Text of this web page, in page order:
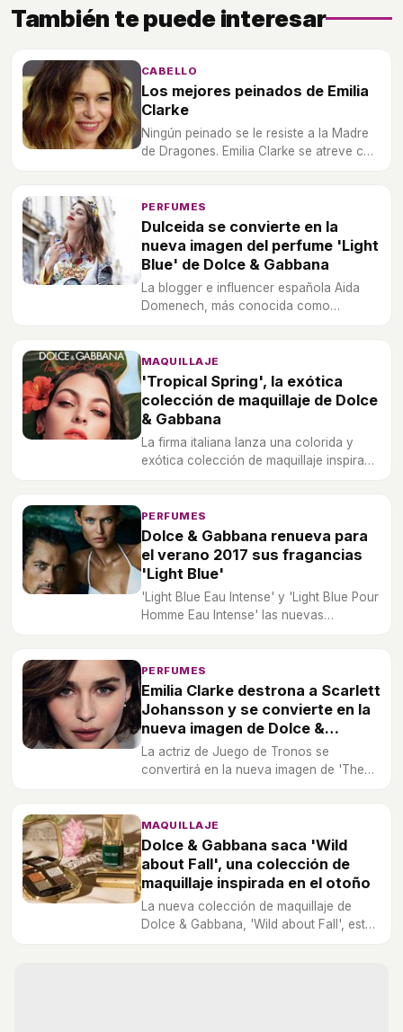
También te puede interesar
CABELLO
Los mejores peinados de Emilia
Clarke
Ningún peinado se le resiste a la Madre
de Dragones. Emilia Clarke se atreve con
PERFUMES
Dulceida se convierte en la
nueva imagen del perfume 'Light
Blue' de Dolce & Gabbana
La blogger e influencer española Aida
Domenech, más conocida como
MAQUILLAJE
'Tropical Spring', la exótica
colección de maquillaje de Dolce
& Gabbana
La firma italiana lanza una colorida y
exótica colección de maquillaje inspirada
PERFUMES
Dolce & Gabbana renueva para
el verano 2017 sus fragancias
'Light Blue'
'Light Blue Eau Intense' y 'Light Blue Pour
Homme Eau Intense' las nuevas
PERFUMES
Emilia Clarke destrona a Scarlett
Johansson y se convierte en la
nueva imagen de Dolce &
Gabbana
La actriz de Juego de Tronos se
convertirá en la nueva imagen de 'The
MAQUILLAJE
Dolce & Gabbana saca 'Wild
about Fall', una colección de
maquillaje inspirada en el otoño
La nueva colección de maquillaje de
Dolce & Gabbana, 'Wild about Fall', está